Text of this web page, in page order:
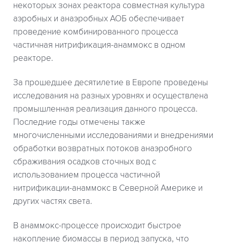
некоторых зонах реактора совместная культура
аэробных и анаэробных АОБ обеспечивает
проведение комбинированного процесса
частичная нитрификация-анаммокс в одном
реакторе.
За прошедшее десятилетие в Европе проведены
исследования на разных уровнях и осуществлена
промышленная реализация данного процесса.
Последние годы отмечены также
многочисленными исследованиями и внедрениями
обработки возвратных потоков анаэробного
сбраживания осадков сточных вод с
использованием процесса частичной
нитрификации-анаммокс в Северной Америке и
других частях света.
В анаммокс-процессе происходит быстрое
накопление биомассы в период запуска, что